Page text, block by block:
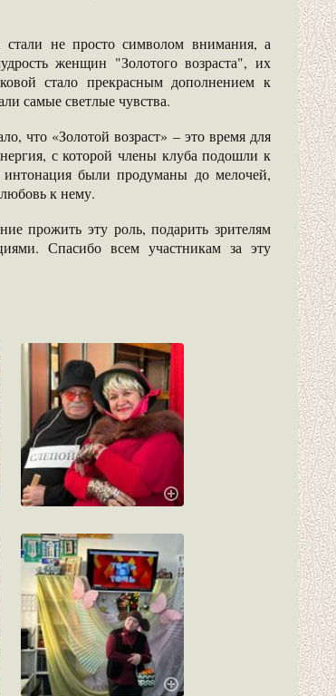
не просто символом внимания, а
женщин "Золотого возраста", их
стало прекрасным дополнением к
самые светлые чувства.
что «Золотой возраст» – это время для
с которой члены клуба подошли к
были продуманы до мелочей,
к нему.
прожить эту роль, подарить зрителям
Спасибо всем участникам за эту